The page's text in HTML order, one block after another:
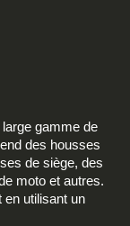
gamme de
des housses
de siège, des
moto et autres.
en utilisant un